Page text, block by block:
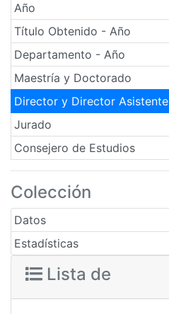
Año
Título Obtenido - Año
Departamento - Año
Maestría y Doctorado
Director y Director Asistente
Jurado
Consejero de Estudios
Colección
Datos
Estadísticas
Lista de